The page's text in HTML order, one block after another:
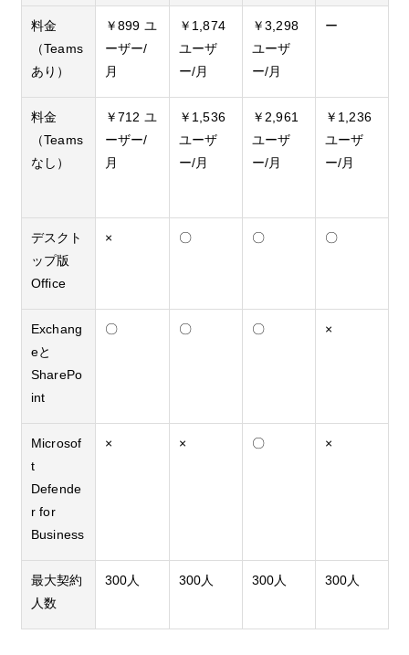
料金
（Teams
あり）
￥899 ユ
ーザー/
月
￥1,874
ユーザ
ー/月
￥3,298
ユーザ
ー/月
ー
料金
（Teams
なし）
￥712 ユ
ーザー/
月
￥1,536
ユーザ
ー/月
￥2,961
ユーザ
ー/月
￥1,236
ユーザ
ー/月
デスクト
ップ版
Office
× 〇 〇 〇
Exchang
eと
SharePo
int
〇 〇 〇 ×
Microsof
t
Defende
r for
Business
× × 〇 ×
最大契約
人数
300人 300人 300人 300人